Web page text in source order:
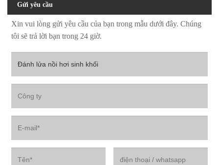
Gửi yêu cầu
Xin vui lòng gửi yêu cầu của bạn trong mẫu dưới đây. Chúng
tôi sẽ trả lời bạn trong 24 giờ.